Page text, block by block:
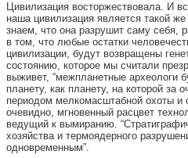
Цивилизация восторжествовала. И
наша цивилизация является такой
знаем, что она разрушит саму себя,
в том, что любые остатки
цивилизации, будут возвращены
состоянию, которое мы считали
выживет, “межпланетные археологи
планету, как планету, на которой за
периодом мелкомасштабной охоты и
очевидно, мгновенный расцвет
ведущий к вымиранию.
хозяйства и термоядерного
одновременным”.